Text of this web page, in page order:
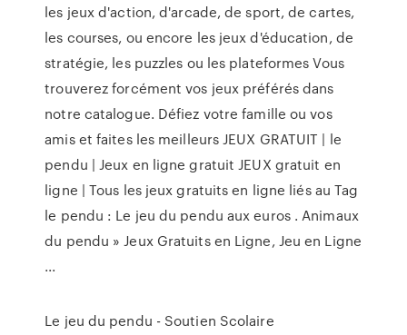
les jeux d'action, d'arcade, de sport, de cartes,
les courses, ou encore les jeux d'éducation, de
stratégie, les puzzles ou les plateformes Vous
trouverez forcément vos jeux préférés dans
notre catalogue. Défiez votre famille ou vos
amis et faites les meilleurs JEUX GRATUIT | le
pendu | Jeux en ligne gratuit JEUX gratuit en
ligne | Tous les jeux gratuits en ligne liés au Tag
le pendu : Le jeu du pendu aux euros . Animaux
du pendu » Jeux Gratuits en Ligne, Jeu en Ligne
...
Le jeu du pendu - Soutien Scolaire